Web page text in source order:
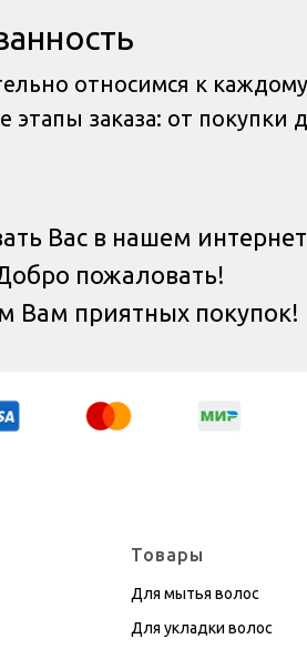
относимся к
заказа: от покупки
Вас в нашем
пожаловать!
Вам приятных покупок!
Товары
Для мытья волос
Для укладки волос